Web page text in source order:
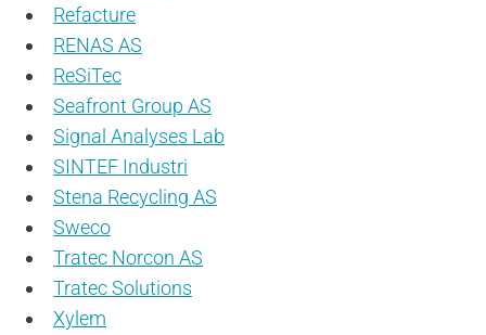
Refacture
RENAS AS
ReSiTec
Seafront Group AS
Signal Analyses Lab
SINTEF Industri
Stena Recycling AS
Sweco
Tratec Norcon AS
Tratec Solutions
Xylem